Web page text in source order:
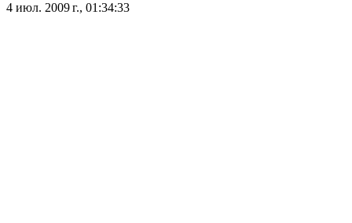
4 июл. 2009 г., 01:34:33